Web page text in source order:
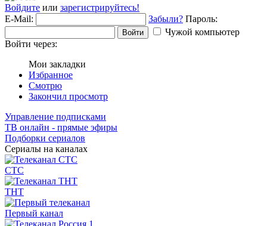
Войдите или зарегистрируйтесь!
E-Mail:
Забыли? Пароль:
Войти
Чужой компьютер
Войти через:
Мои закладки
Избранное
Смотрю
Закончил просмотр
Управление подписками
ТВ онлайн - прямые эфиры
Подборки сериалов
Сериалы на каналах
СТС
ТНТ
Первый канал